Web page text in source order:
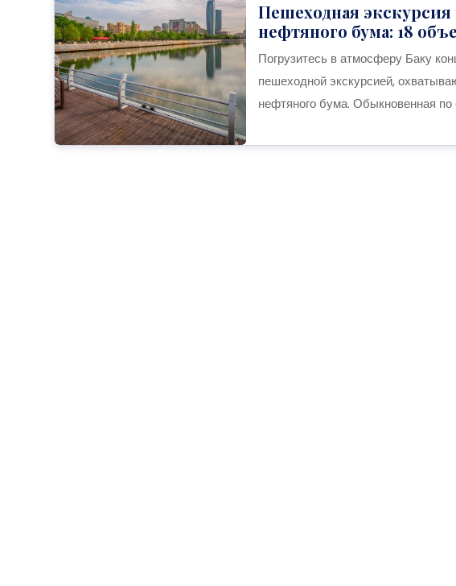
Пешеходная экскурсия
нефтяного бума: 18
Погрузитесь в атмосферу Баку
пешеходной экскурсией,
нефтяного бума. Обыкновенная